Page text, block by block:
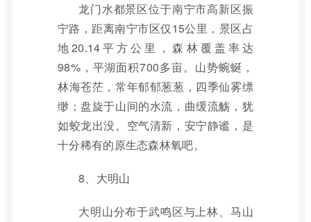
龙门水都景区位于南宁市高新区振
宁路，距离南宁市区仅15公里，景区占
地20.14平方公里，森林覆盖率达
98%，平湖面积700多亩。山势蜿蜒，
林海苍茫，常年郁郁葱葱，四季仙雾缥
缈；盘旋于山间的水流，曲缓流觞，犹
如蛟龙出没。空气清新，安宁静谧，是
十分稀有的原生态森林氧吧。
8、大明山
大明山分布于武鸣区与上林、马山